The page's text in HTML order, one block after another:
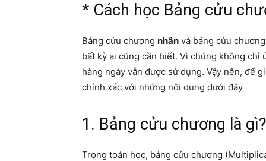
* Cách học Bảng cửu
Bảng cửu chương nhân và bảng cửu
bất kỳ ai cũng cần biết. Vì chúng không
hàng ngày vẫn được sử dụng. Vậy nên, để
chính xác với những nội dung dưới đây
1. Bảng cửu chương là gì?
Trong toán học, bảng cửu chương